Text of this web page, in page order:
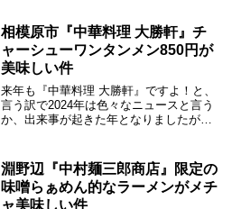
ン』に行くつもりだったのですが、オー
プン直前にして並...
相模原市『中華料理 大勝軒』チ
ャーシューワンタンメン850円が
美味しい件
来年も『中華料理 大勝軒』ですよ！と、
言う訳で2024年は色々なニュースと言う
か、出来事が起きた年となりましたが、
どころか700円な時代、チェーン店のラー
メンす...
淵野辺『中村麺三郎商店』限定の
味噌らぁめん的なラーメンがメチ
ャ美味しい件